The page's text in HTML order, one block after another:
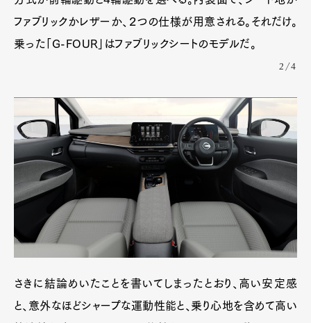
ファブリックかレザーか、２つの仕様が用意される。それだけ。
乗った「G-FOUR」はファブリックシートのモデルだ。
2/4
さきに結論めいたことを書いてしまったとおり、高い安定感
と、意外なほどシャープな運動性能と、乗り心地を含めて高い